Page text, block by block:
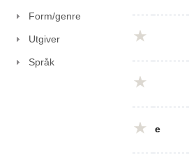
Form/genre
Utgiver
Språk
e